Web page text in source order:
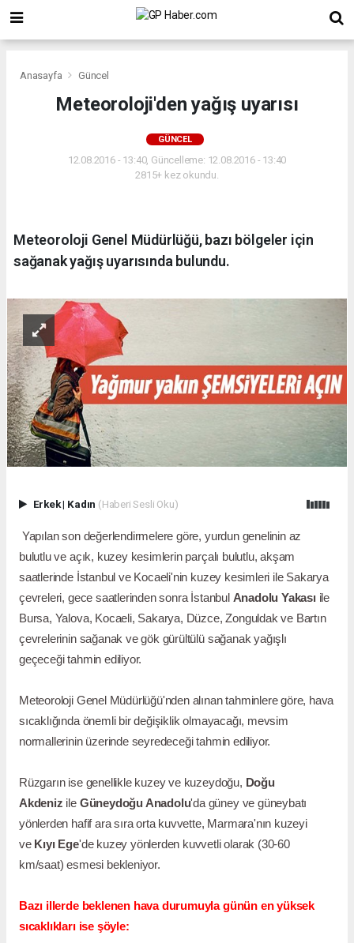
Anasayfa Güncel
Meteoroloji'den yağış uyarısı
GÜNCEL
12.08.2016 - 13:40, Güncelleme: 12.08.2016 - 13:40
2815+ kez okundu.
Meteoroloji Genel Müdürlüğü, bazı bölgeler için
sağanak yağış uyarısında bulundu.
Erkek| Kadın (Haberi Sesli Oku)
Yapılan son değerlendirmelere göre, yurdun genelinin az
bulutlu ve açık, kuzey kesimlerin parçalı bulutlu, akşam
saatlerinde İstanbul ve Kocaeli'nin kuzey kesimleri ile Sakarya
çevreleri, gece saatlerinden sonra İstanbul Anadolu Yakasıile
Bursa, Yalova, Kocaeli, Sakarya, Düzce, Zonguldak ve Bartın
çevrelerinin sağanak ve gök gürültülü sağanak yağışlı
geçeceği tahmin ediliyor.
Meteoroloji Genel Müdürlüğü'nden alınan tahminlere göre, hava
sıcaklığında önemli bir değişiklik olmayacağı, mevsim
normallerinin üzerinde seyredeceği tahmin ediliyor.
Rüzgarın ise genellikle kuzey ve kuzeydoğu, Doğu
Akdeniz ile Güneydoğu Anadolu'da güney ve güneybatı
yönlerden hafif ara sıra orta kuvvette, Marmara'nın kuzeyi
ve Kıyı Ege'de kuzey yönlerden kuvvetli olarak (30-60
km/saat) esmesi bekleniyor.
Bazı illerde beklenen hava durumuyla günün en yüksek
sıcaklıkları ise şöyle: